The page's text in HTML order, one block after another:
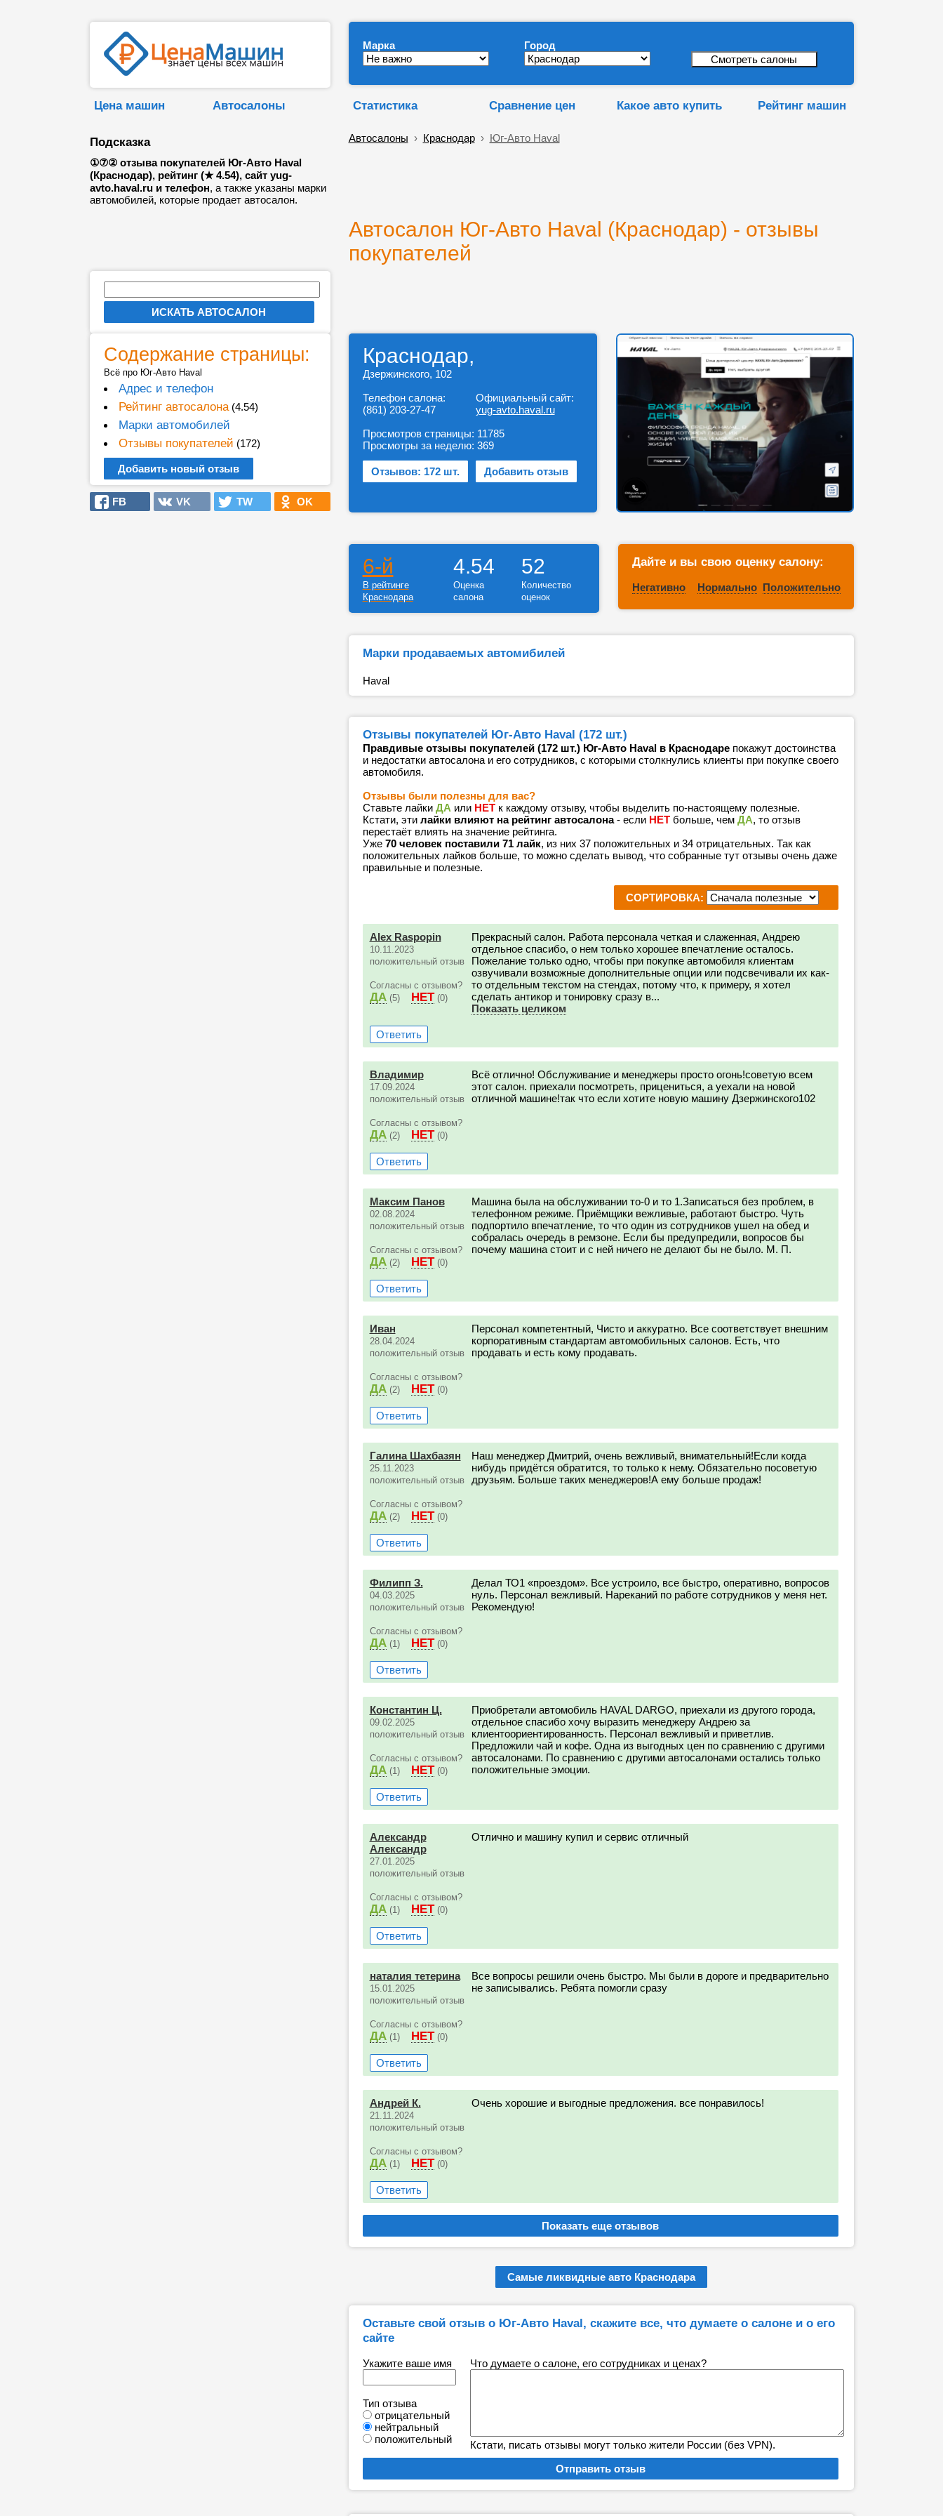
Марка Город
Цена машин Автосалоны Статистика Сравнение цен Какое авто купить Рейтинг машин
Подсказка
①⑦② отзыва покупателей Юг-Авто Haval
(Краснодар), рейтинг (★ 4.54), сайт yug-
avto.haval.ru и телефон, а также указаны марки
автомобилей, которые продает автосалон.
Автосалоны › Краснодар› Юг-Авто Haval
Автосалон Юг-Авто Haval (Краснодар) - отзывы
покупателей
Содержание страницы:
Всё про Юг-Авто Haval
Адрес и телефон
Рейтинг автосалона(4.54)
Марки автомобилей
Отзывы покупателей (172)
Добавить новый отзыв
FB VK TW OK
Краснодар,
Дзержинского, 102
Телефон салона:
(861) 203-27-47
Официальный сайт:
yug-avto.haval.ru
Просмотров страницы:
Просмотры за неделю:
11785
369
Отзывов: 172 шт. Добавить отзыв
6-й
В рейтинге
Краснодара
4.54
Оценка
салона
52
Количество
оценок
Дайте и вы свою оценку салону:
Негативно Нормально Положительно
Марки продаваемых автомибилей
Haval
Отзывы покупателей Юг-Авто Haval (172 шт.)
Правдивые отзывы покупателей (172 шт.) Юг-Авто Haval в Краснодарепокажут достоинства
и недостатки автосалона и его сотрудников, с которыми столкнулись клиенты при покупке своего
автомобиля.
Отзывы были полезны для вас?
Ставьте лайки ДА или НЕТк каждому отзыву, чтобы выделить по-настоящему полезные.
Кстати, эти лайки влияют на рейтинг автосалона- если НЕТбольше, чем ДА, то отзыв
перестаёт влиять на значение рейтинга.
Уже 70 человек поставили 71 лайк, из них 37 положительных и 34 отрицательных. Так как
положительных лайков больше, то можно сделать вывод, что собранные тут отзывы очень даже
правильные и полезные.
СОРТИРОВКА:
Alex Raspopin
10.11.2023
положительный отзыв
Согласны с отзывом?
ДА (5) НЕТ (0)
Прекрасный салон. Работа персонала четкая и слаженная, Андрею
отдельное спасибо, о нем только хорошее впечатление осталось.
Пожелание только одно, чтобы при покупке автомобиля клиентам
озвучивали возможные дополнительные опции или подсвечивали их как-
то отдельным текстом на стендах, потому что, к примеру, я хотел
сделать антикор и тонировку сразу в...
Показать целиком
Ответить
Владимир
17.09.2024
положительный отзыв
Согласны с отзывом?
ДА (2) НЕТ (0)
Всё отлично! Обслуживание и менеджеры просто огонь!советую всем
этот салон. приехали посмотреть, прицениться, а уехали на новой
отличной машине!так что если хотите новую машину Дзержинского102
Ответить
Максим Панов
02.08.2024
положительный отзыв
Согласны с отзывом?
ДА (2) НЕТ (0)
Машина была на обслуживании то-0 и то 1.Записаться без проблем, в
телефонном режиме. Приёмщики вежливые, работают быстро. Чуть
подпортило впечатление, то что один из сотрудников ушел на обед и
собралась очередь в ремзоне. Если бы предупредили, вопросов бы
почему машина стоит и с ней ничего не делают бы не было. М. П.
Ответить
Иван
28.04.2024
положительный отзыв
Согласны с отзывом?
ДА (2) НЕТ (0)
Персонал компетентный, Чисто и аккуратно. Все соответствует внешним
корпоративным стандартам автомобильных салонов. Есть, что
продавать и есть кому продавать.
Ответить
Галина Шахбазян
25.11.2023
положительный отзыв
Согласны с отзывом?
ДА (2) НЕТ (0)
Наш менеджер Дмитрий, очень вежливый, внимательный!Если когда
нибудь придётся обратится, то только к нему. Обязательно посоветую
друзьям. Больше таких менеджеров!А ему больше продаж!
Ответить
Филипп З.
04.03.2025
положительный отзыв
Согласны с отзывом?
ДА (1) НЕТ (0)
Делал ТО1 «проездом». Все устроило, все быстро, оперативно, вопросов
нуль. Персонал вежливый. Нареканий по работе сотрудников у меня нет.
Рекомендую!
Ответить
Константин Ц.
09.02.2025
положительный отзыв
Согласны с отзывом?
ДА (1) НЕТ (0)
Приобретали автомобиль HAVAL DARGO, приехали из другого города,
отдельное спасибо хочу выразить менеджеру Андрею за
клиентоориентированность. Персонал вежливый и приветлив.
Предложили чай и кофе. Одна из выгодных цен по сравнению с другими
автосалонами. По сравнению с другими автосалонами остались только
положительные эмоции.
Ответить
Александр
Александр
27.01.2025
положительный отзыв
Согласны с отзывом?
ДА (1) НЕТ (0)
Отлично и машину купил и сервис отличный
Ответить
наталия тетерина
15.01.2025
положительный отзыв
Согласны с отзывом?
ДА (1) НЕТ (0)
Все вопросы решили очень быстро. Мы были в дороге и предварительно
не записывались. Ребята помогли сразу
Ответить
Андрей К.
21.11.2024
положительный отзыв
Согласны с отзывом?
ДА (1) НЕТ (0)
Очень хорошие и выгодные предложения. все понравилось!
Ответить
Самые ликвидные авто Краснодара
Оставьте свой отзыв о Юг-Авто Haval, скажите все, что думаете о салоне и о его
сайте
Укажите ваше имя
Тип отзыва
отрицательный
нейтральный
положительный
Что думаете о салоне, его сотрудниках и ценах?
Кстати, писать отзывы могут только жители России (без VPN).